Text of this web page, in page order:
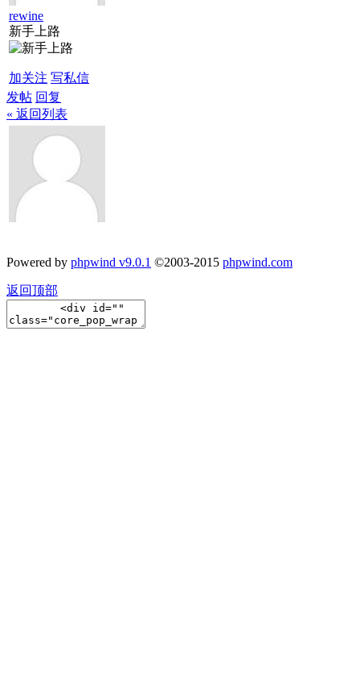
rewine
新手上路
加关注 写私信
发帖 回复
« 返回列表
Powered by phpwind v9.0.1 ©2003-2015 phpwind.com
返回顶部